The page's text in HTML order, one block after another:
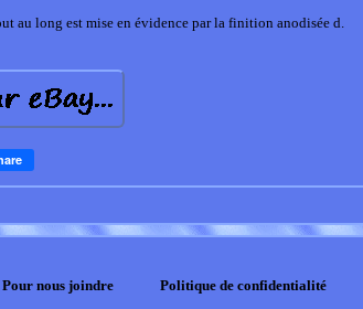
au long est mise en évidence par la finition anodisée d.
Pour nous joindre Politique de confidentialité